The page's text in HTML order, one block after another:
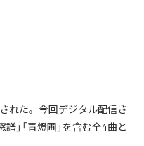
れた。今回デジタル配信さ
譜」「青燈圃」を含む全4曲と